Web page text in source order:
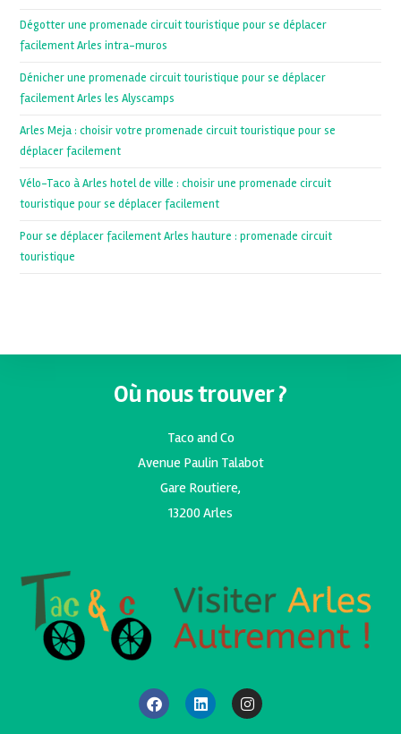
Dégotter une promenade circuit touristique pour se déplacer
facilement Arles intra-muros
Dénicher une promenade circuit touristique pour se déplacer
facilement Arles les Alyscamps
Arles Meja : choisir votre promenade circuit touristique pour se
déplacer facilement
Vélo-Taco à Arles hotel de ville : choisir une promenade circuit
touristique pour se déplacer facilement
Pour se déplacer facilement Arles hauture : promenade circuit
touristique
Où nous trouver ?
Taco and Co
Avenue Paulin Talabot
Gare Routiere,
13200 Arles